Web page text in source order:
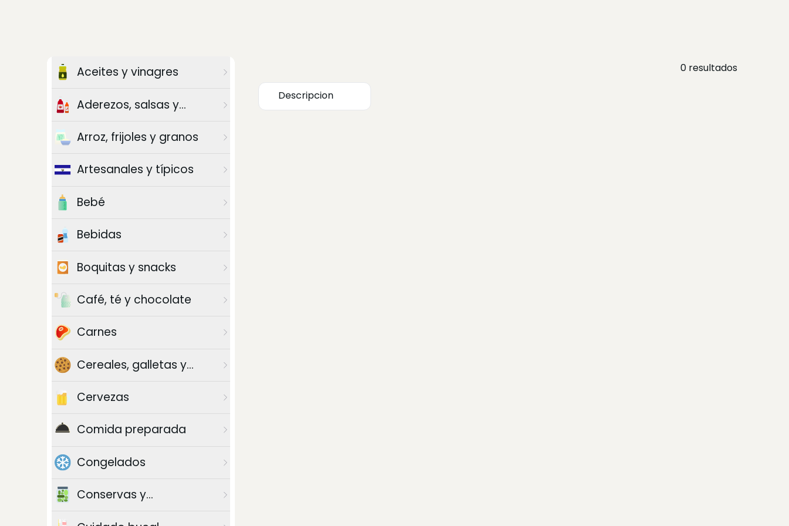
Aceites y vinagres
Aderezos, salsas y
Arroz, frijoles y granos
Artesanales y típicos
Bebé
Bebidas
Boquitas y snacks
Café, té y chocolate
Carnes
Cereales, galletas y
Cervezas
Comida preparada
Congelados
Conservas y
0 resultados
Descripcion